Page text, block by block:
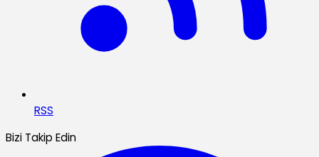
RSS
Bizi Takip Edin